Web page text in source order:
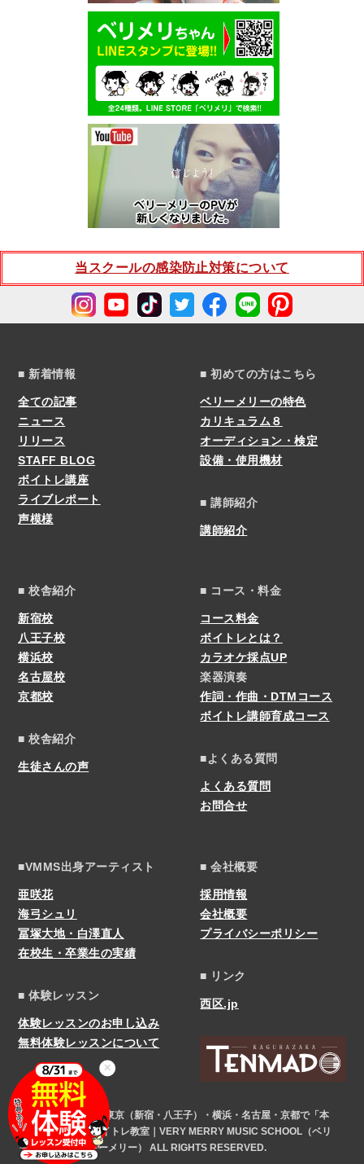
当スクールの感染防止対策について
■ 新着情報
全ての記事
ニュース
リリース
STAFF BLOG
ボイトレ講座
ライブレポート
声模様
■ 初めての方はこちら
ベリーメリーの特色
カリキュラム８
オーディション・検定
設備・使用機材
■ 講師紹介
講師紹介
■ 校舎紹介
新宿校
八王子校
横浜校
名古屋校
京都校
■ 校舎紹介
生徒さんの声
■ コース・料金
コース料金
ボイトレとは？
カラオケ採点UP
楽器演奏
作詞・作曲・DTMコース
ボイトレ講師育成コース
■よくある質問
よくある質問
お問合せ
■VMMS出身アーティスト
亜咲花
海弓シュリ
冨塚大地・白澤直人
在校生・卒業生の実績
■ 体験レッスン
体験レッスンのお申し込み
無料体験レッスンについて
■ 会社概要
採用情報
会社概要
プライバシーポリシー
■ リンク
西区.jp
COPYRIGHT © 東京（新宿・八王子）・横浜・名古屋・京都で「本
気」になれるボイトレ教室｜VERY MERRY MUSIC SCHOOL（ベリ
ーメリー） ALL RIGHTS RESERVED.
✕